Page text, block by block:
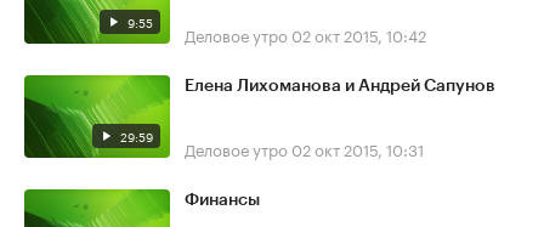
9:55 Деловое утро 02 окт 2015, 10:42
29:59
Елена Лихоманова и Андрей Сапунов
Деловое утро 02 окт 2015, 10:31
Финансы